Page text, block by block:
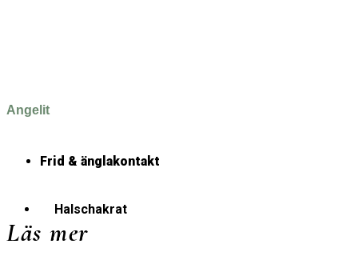
Angelit
Frid & änglakontakt
Halschakrat
Läs mer